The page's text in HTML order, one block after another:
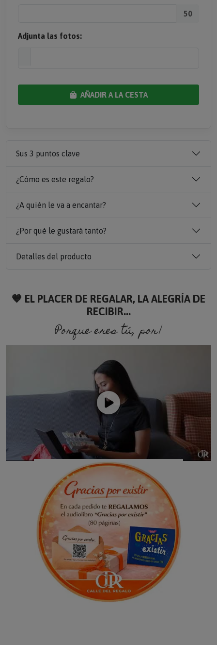
50
Adjunta las fotos:
AÑADIR A LA CESTA
Sus 3 puntos clave
¿Cómo es este regalo?
¿A quién le va a encantar?
¿Por qué le gustará tanto?
Detalles del producto
🧡 EL PLACER DE REGALAR, LA ALEGRÍA DE
RECIBIR...
Porque eres tú, porque so